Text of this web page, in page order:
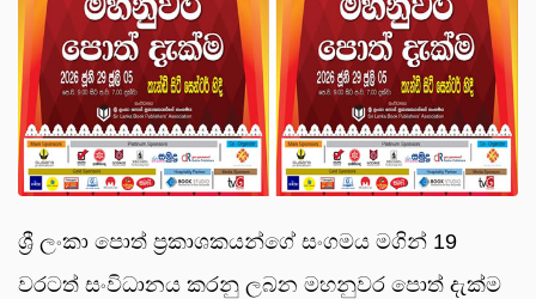
ශ්‍රී ලංකා පොත් ප්‍රකාශකයන්ගේ සංගමය මගින් 19
වරටත් සංවිධානය කරනු ලබන මහනුවර පොත් දැක්ම